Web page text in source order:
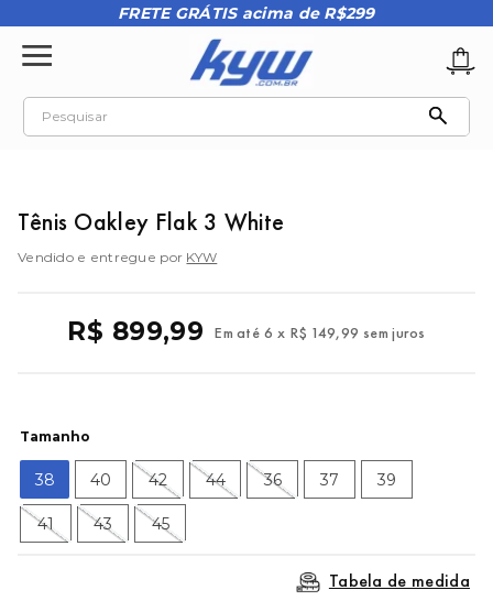
FRETE GRÁTIS acima de R$299
Pesquisar
Tênis Oakley Flak 3 White
Vendido e entregue por KYW
R$ 899,99 Em até 6 x R$ 149,99 sem juros
Tamanho
38 40 42 44 36 37 39
41 43 45
Tabela de medida
2º oakley
kenner
8º regata
9º mochila oakley
10º moletom